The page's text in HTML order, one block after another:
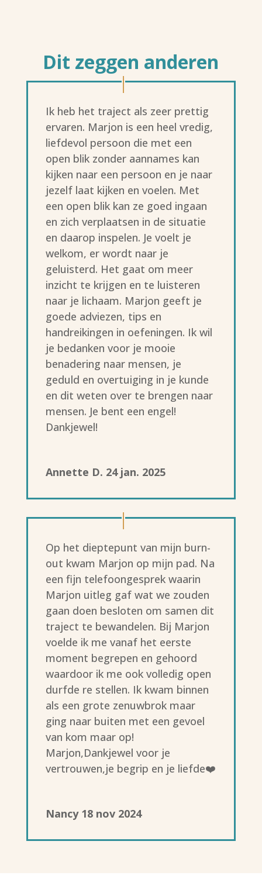
Dit zeggen anderen
Ik heb het traject als zeer prettig
ervaren. Marjon is een heel vredig,
liefdevol persoon die met een
open blik zonder aannames kan
kijken naar een persoon en je naar
jezelf laat kijken en voelen. Met
een open blik kan ze goed ingaan
en zich verplaatsen in de situatie
en daarop inspelen. Je voelt je
welkom, er wordt naar je
geluisterd. Het gaat om meer
inzicht te krijgen en te luisteren
naar je lichaam. Marjon geeft je
goede adviezen, tips en
handreikingen in oefeningen. Ik wil
je bedanken voor je mooie
benadering naar mensen, je
geduld en overtuiging in je kunde
en dit weten over te brengen naar
mensen. Je bent een engel!
Dankjewel!
Annette D. 24 jan. 2025
Op het dieptepunt van mijn burn-
out kwam Marjon op mijn pad. Na
een fijn telefoongesprek waarin
Marjon uitleg gaf wat we zouden
gaan doen besloten om samen dit
traject te bewandelen. Bij Marjon
voelde ik me vanaf het eerste
moment begrepen en gehoord
waardoor ik me ook volledig open
durfde re stellen. Ik kwam binnen
als een grote zenuwbrok maar
ging naar buiten met een gevoel
van kom maar op!
Marjon,Dankjewel voor je
vertrouwen,je begrip en je liefde❤️
Nancy 18 nov 2024